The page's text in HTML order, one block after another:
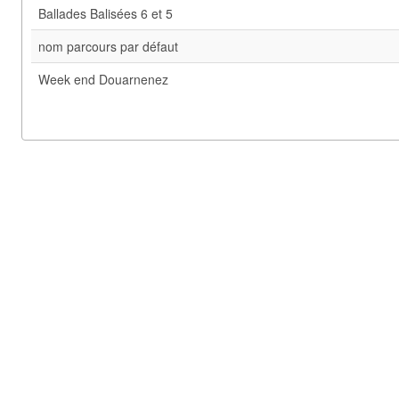
Ballades Balisées 6 et 5
nom parcours par défaut
Week end Douarnenez